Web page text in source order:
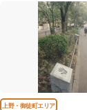
上野・御徒町エリア